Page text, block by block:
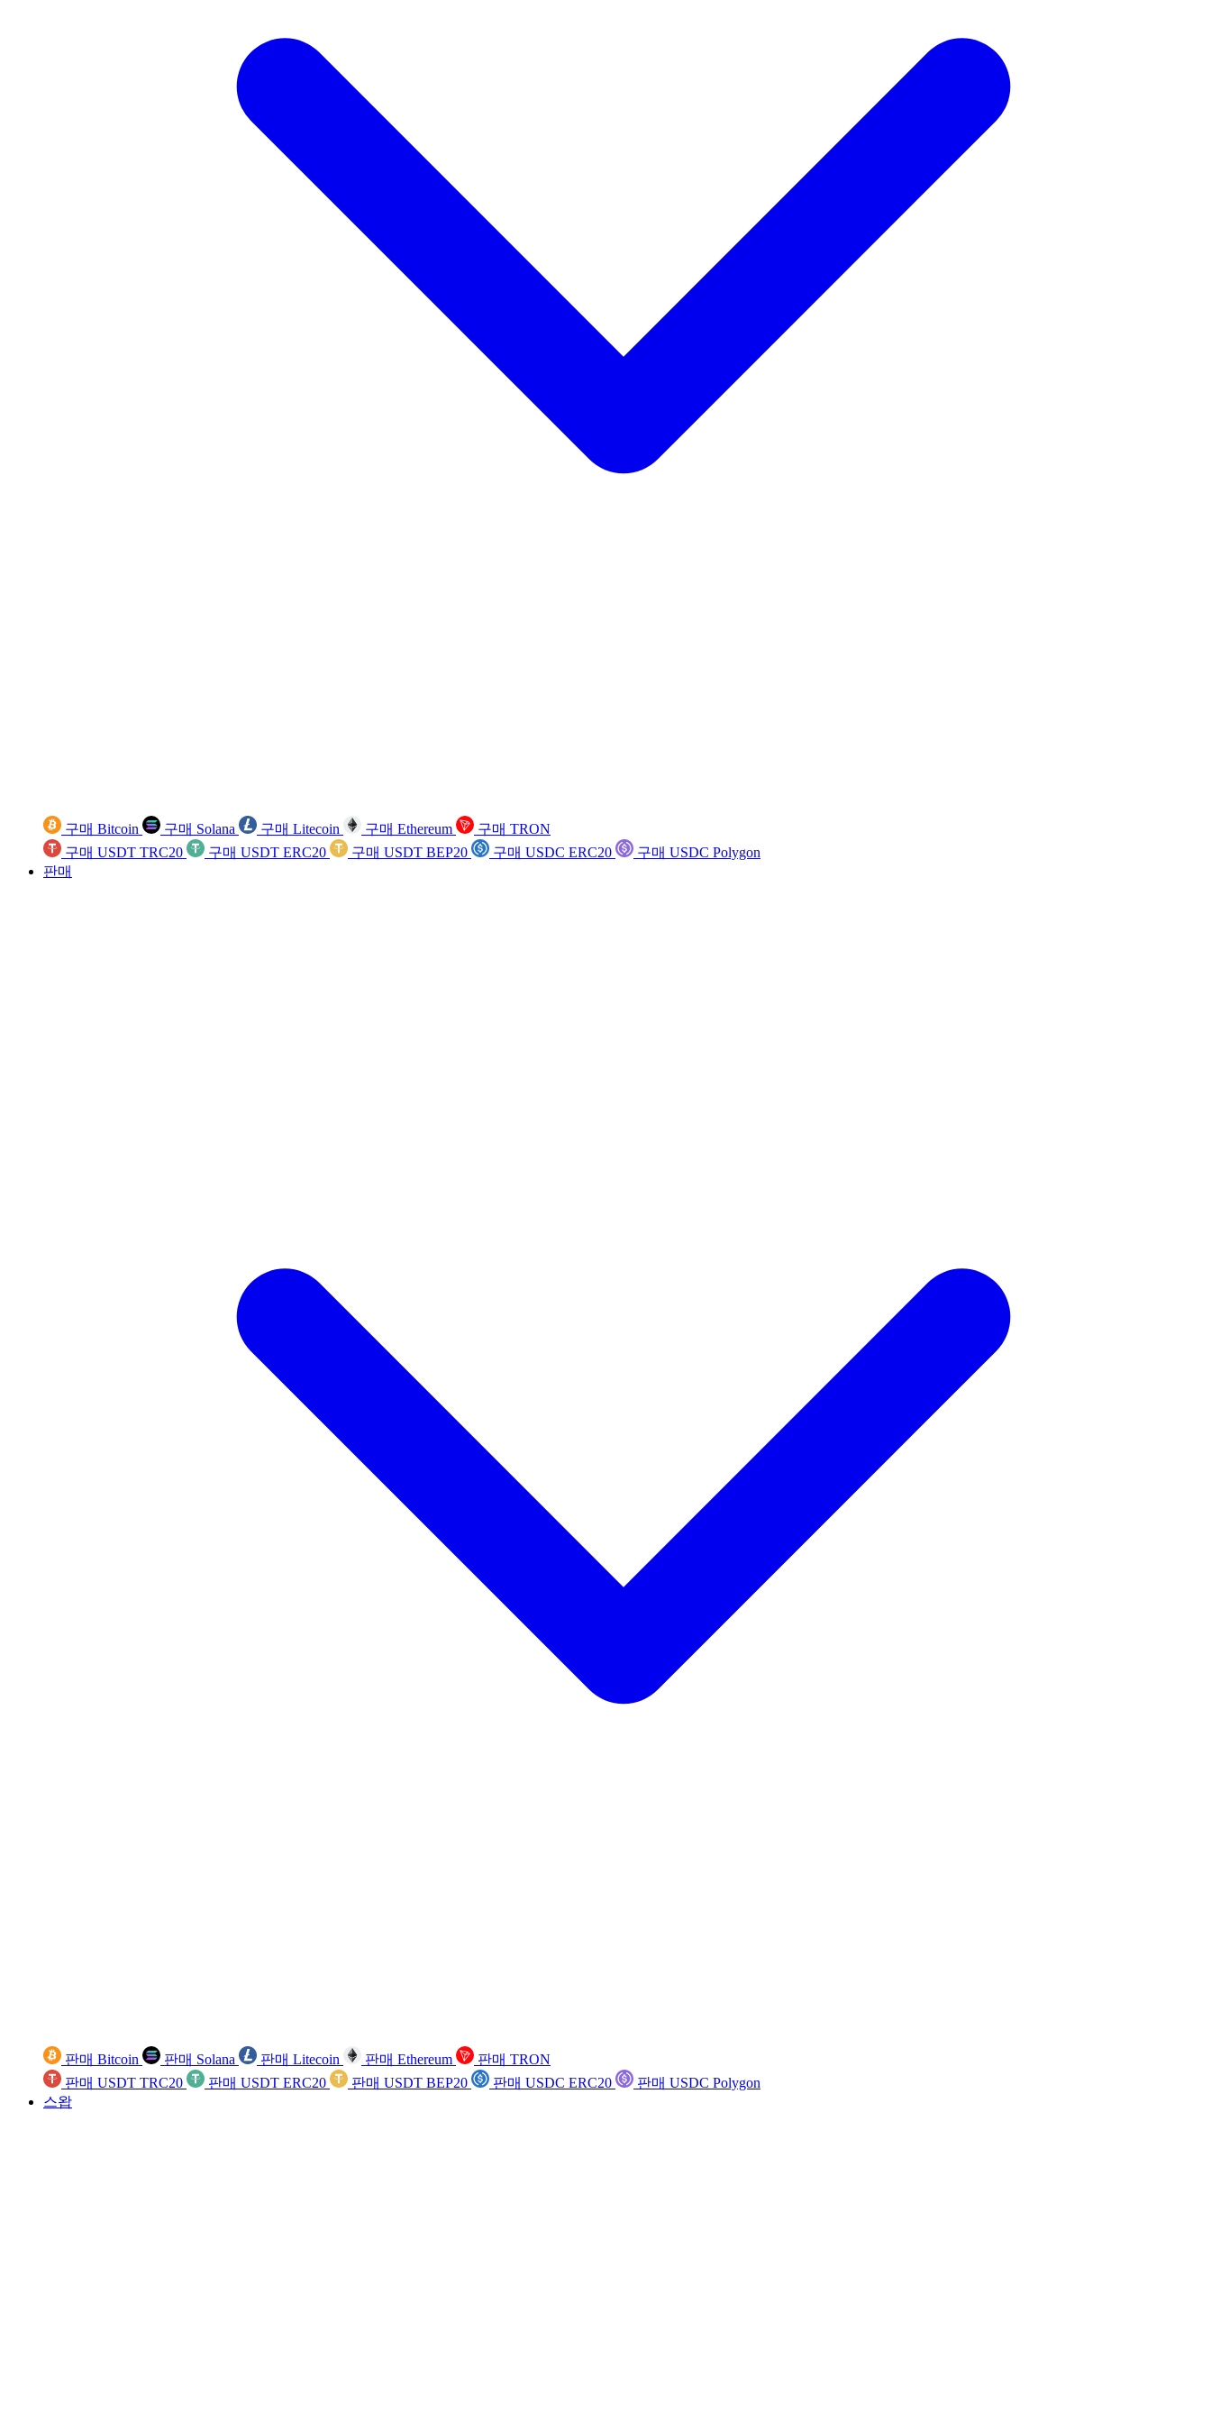
구매 Bitcoin 구매 Solana 구매 Litecoin 구매 Ethereum
구매 TRON
구매 USDT TRC20
구매 USDT ERC20 구매 USDT BEP20 구매 USDC ERC20
구매 USDC Polygon
판매
판매 Bitcoin 판매 Solana 판매 Litecoin 판매 Ethereum
판매 TRON
판매 USDT TRC20
판매 USDT ERC20 판매 USDT BEP20 판매 USDC ERC20
판매 USDC Polygon
스왑